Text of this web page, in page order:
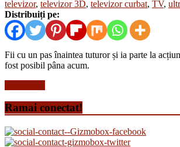
televizor, televizor 3D, televizor curbat, TV,
Distribuiți pe:
Fii cu un pas înaintea tuturor și ia parte la
fost posibil pâna acum.
Ramai conectat!